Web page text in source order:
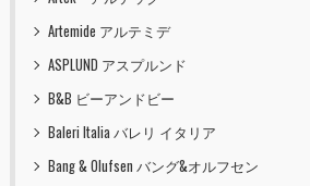
Artemide アルテミデ
ASPLUND アスプルンド
B&B ビーアンドビー
Baleri Italia バレリ イタリア
Bang & Olufsen バング&オルフセン